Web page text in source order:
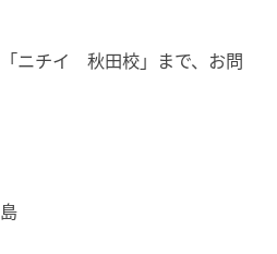
ニチイ 秋田校」まで、お問